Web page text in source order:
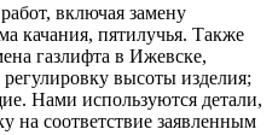
включая замену
качания, пятилучья. Также
газлифта в Ижевске,
высоты изделия;
Нами используются детали,
на соответствие заявленным